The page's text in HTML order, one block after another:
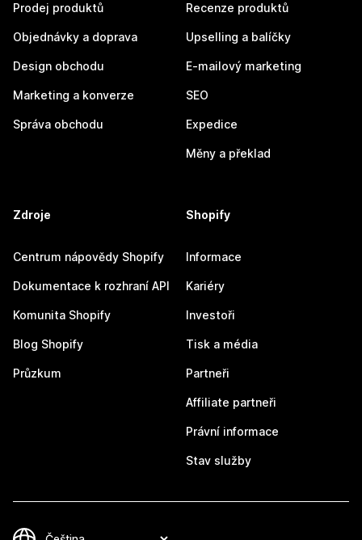
Prodej produktů
Objednávky a doprava
Design obchodu
Marketing a konverze
Správa obchodu
Recenze produktů
Upselling a balíčky
E-mailový marketing
SEO
Expedice
Měny a překlad
Zdroje
Centrum nápovědy Shopify
Dokumentace k rozhraní API
Komunita Shopify
Blog Shopify
Průzkum
Shopify
Informace
Kariéry
Investoři
Tisk a média
Partneři
Affiliate partneři
Právní informace
Stav služby